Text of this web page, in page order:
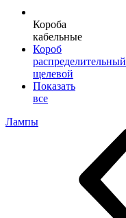
Короба
кабельные
Короб
распределительный
щелевой
Показать
все
Лампы